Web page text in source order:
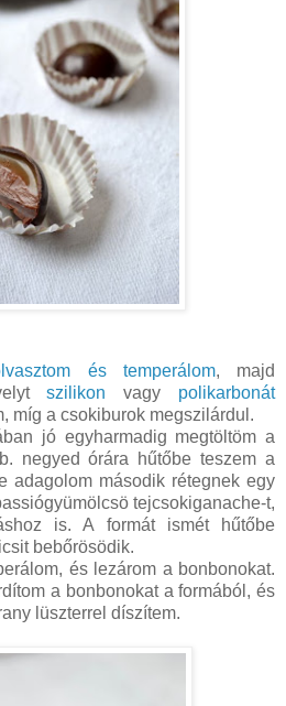
és temperálom, majd
szilikon vagy polikarbonát
míg a csokiburok megszilárdul.
jó egyharmadig megtöltöm a
negyed órára hűtőbe teszem a
adagolom második rétegnek egy
tejcsokiganache-t,
is. A formát ismét hűtőbe
bebőrösödik.
és lezárom a bonbonokat.
a bonbonokat a formából, és
lüszterrel díszítem.